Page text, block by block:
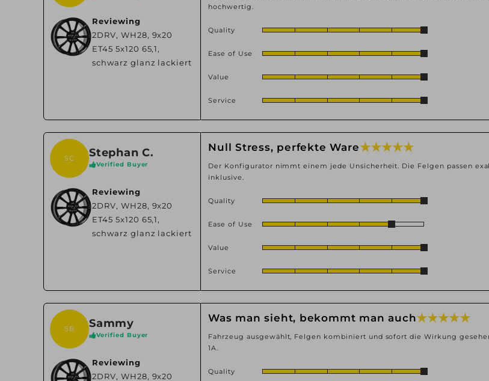
Reviewing
2DRV, WH28, 9x20
ET45 5x120 65,1,
schwarz glanz lackiert
hochwertig.
Quality
Ease of Use
Value
Service
SC Stephan C.
Verified Buyer
Reviewing
2DRV, WH28, 9x20
ET45 5x120 65,1,
schwarz glanz lackiert
Null Stress, perfekte Ware★ ★ ★ ★ ★
Der Konfigurator nimmt einem jede Unsicherheit. Die Felgen passen
inklusive.
Quality
Ease of Use
Value
Service
SB Sammy
Verified Buyer
Reviewing
2DRV, WH28, 9x20
Was man sieht, bekommt man auch★ ★ ★ ★ ★
Fahrzeug ausgewählt, Felgen kombiniert und sofort die Wirkung
1A.
Quality